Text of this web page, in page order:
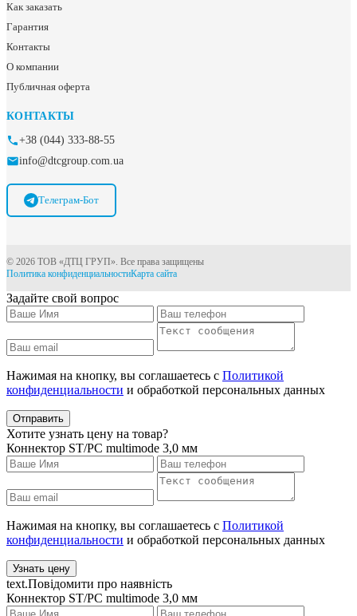
Как заказать
Гарантия
Контакты
О компании
Публичная оферта
КОНТАКТЫ
+38 (044) 333-88-55
info@dtcgroup.com.ua
Телеграм-Бот
© 2026 ТОВ «ДТЦ ГРУП». Все права защищены
Политика конфиденциальностиКарта сайта
Задайте свой вопрос
Нажимая на кнопку, вы соглашаетесь с Политикой
конфиденциальности и обработкой персональных данных
Отправить
Хотите узнать цену на товар?
Коннектор ST/PC multimode 3,0 мм
Нажимая на кнопку, вы соглашаетесь с Политикой
конфиденциальности и обработкой персональных данных
Узнать цену
text.Повідомити про наявність
Коннектор ST/PC multimode 3,0 мм